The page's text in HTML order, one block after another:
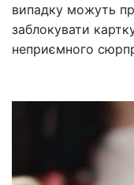
випадку можуть
заблокувати
неприємного